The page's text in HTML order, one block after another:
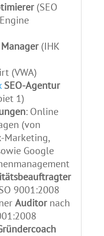
(SEO
(IHK
(VWA)
SEO-Agentur
1)
: Online
(von
Marketing,
Google
9001:2008
Auditornach